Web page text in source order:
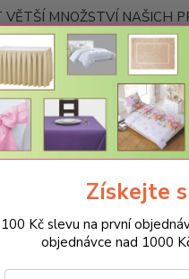
VĚTŠÍ MNOŽSTVÍ NAŠICH
CHRÁNIČE A NEPROPUSTÉ
chránič
Získejte
Kč slevu na první
objednávce nad 1000